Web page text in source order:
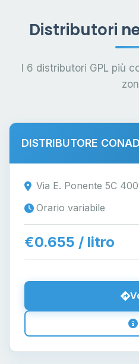
Distributori
I 6 distributori GPL più
DISTRIBUTORE
Via E. Ponente 5C
Orario variabile
€0.655 / litro